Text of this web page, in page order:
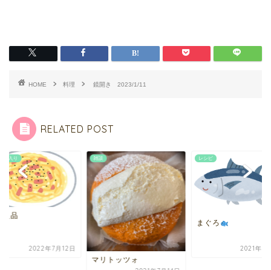
HOME 料理 鏡開き 2023/1/11
RELATED POST
レシピ
まぐろ
2021年9月15日
イラスト入り
2022年7